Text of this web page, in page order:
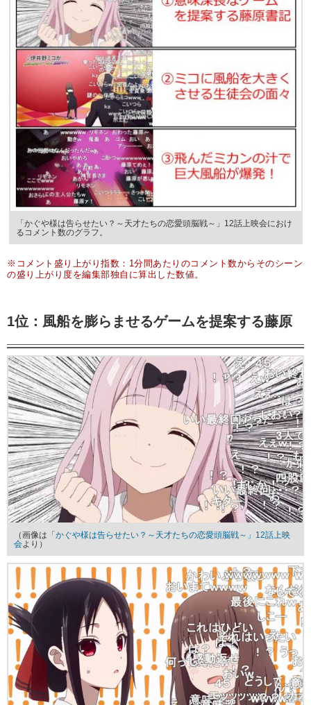
「かぐや様は告らせたい？～天才たちの恋愛頭脳戦～」12話上映会におけ
るコメント数のグラフ。
※コメント盛り上がり指数：1分間あたりのコメント数からそのシーン
の盛り上がり度を編集部独自に算出した数値。
1位：風船を膨らませるゲームを提案する藤原
（画像は 「かぐや様は告らせたい？～天才たちの恋愛頭脳戦～」12話上映
会より）